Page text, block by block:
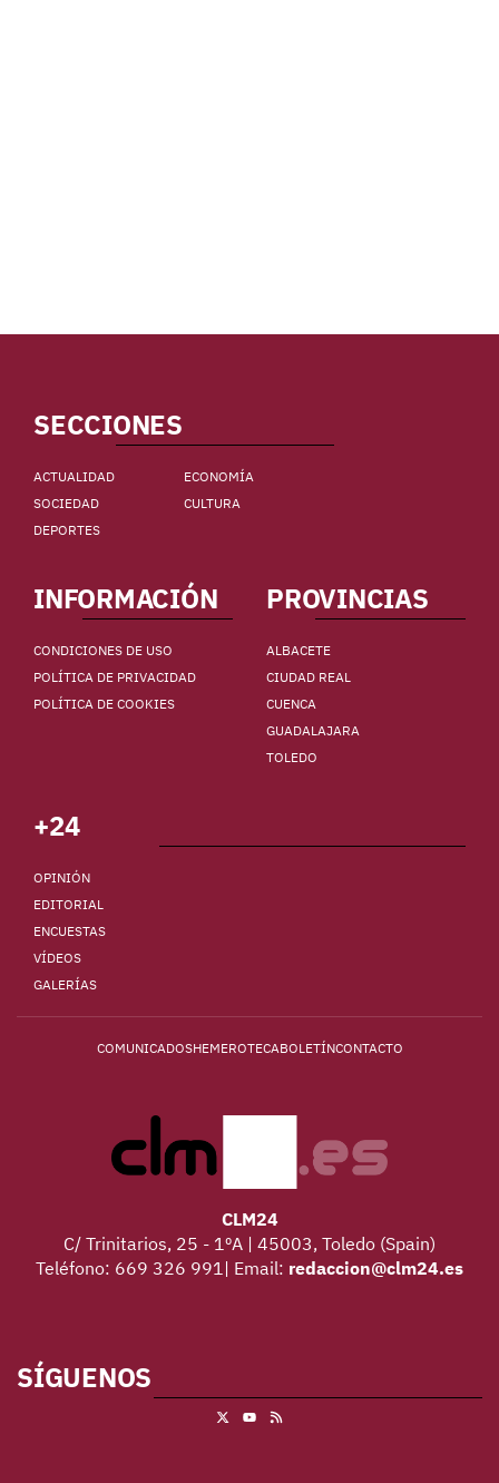
SECCIONES
ACTUALIDAD
ECONOMÍA
SOCIEDAD
CULTURA
DEPORTES
INFORMACIÓN
CONDICIONES DE USO
POLÍTICA DE PRIVACIDAD
POLÍTICA DE COOKIES
PROVINCIAS
ALBACETE
CIUDAD REAL
CUENCA
GUADALAJARA
TOLEDO
+24
OPINIÓN
EDITORIAL
ENCUESTAS
VÍDEOS
GALERÍAS
COMUNICADOSHEMEROTECABOLETÍNCONTACTO
CLM24
C/ Trinitarios, 25 - 1ºA | 45003, Toledo (Spain)
Teléfono: 669 326 991| Email: redaccion@clm24.es
SÍGUENOS